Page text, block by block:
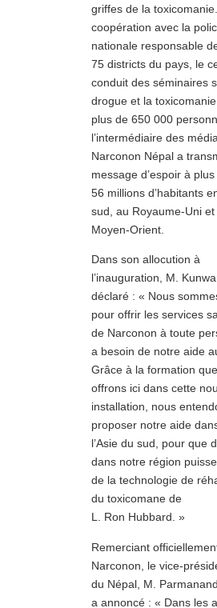
griffes de la
coopération avec la
nationale responsable
75 districts du pays, le
conduit des séminaires
drogue et la
plus de 650 000
l’intermédiaire des
Narconon Népal a
message d’espoir à
56 millions d’habitants
sud, au Royaume-Uni et
Moyen-Orient.
Dans son allocution à
l’inauguration, M.
déclaré : « Nous
pour offrir les services
de Narconon à toute
a besoin de notre aide
Grâce à la formation
offrons ici dans cette
installation, nous
proposer notre aide
l’Asie du sud, pour que
dans notre région
de la technologie de
du toxicomane de
L. Ron Hubbard. »
Remerciant
Narconon, le vice-
du Népal, M.
a annoncé : « Dans les